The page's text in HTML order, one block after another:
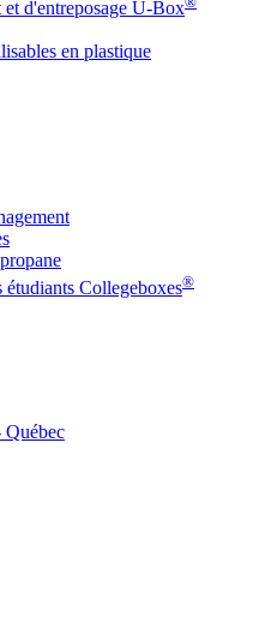
d'entreposage U-Box
en plastique
étudiants Collegeboxes®
Québec